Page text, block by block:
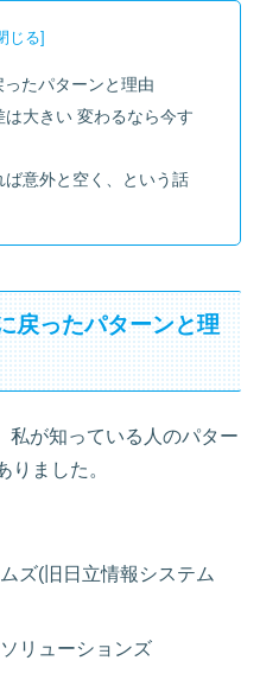
たパターンと理由
大きい 変わるなら今す
意外と空く、という話
戻ったパターンと理
私が知っている人のパター
りました。
ズ(旧日立情報システム
リューションズ